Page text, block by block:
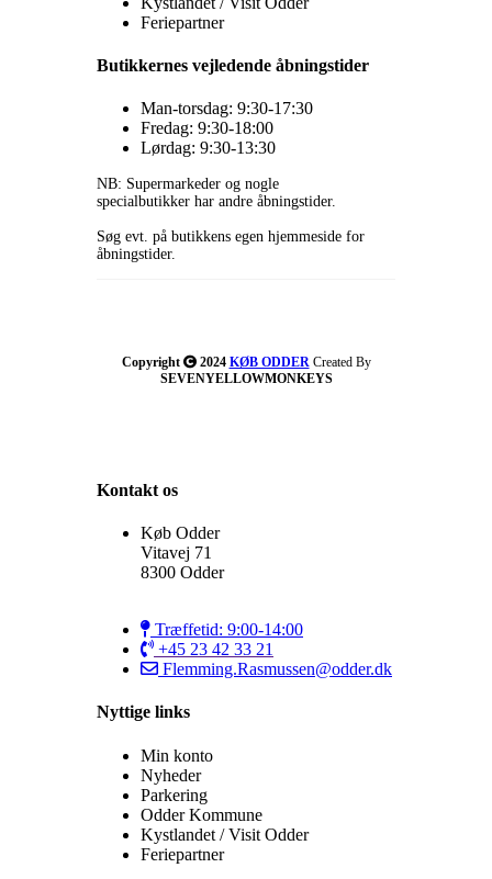
Feriepartner
Butikkernes vejledende åbningstider
Man-torsdag: 9:30-17:30
Fredag: 9:30-18:00
Lørdag: 9:30-13:30
NB: Supermarkeder og nogle
specialbutikker har andre åbningstider.
Søg evt. på butikkens egen hjemmeside for
åbningstider.
Copyright 2024 KØB ODDERCreated By
SEVENYELLOWMONKEYS
Kontakt os
Køb Odder
Vitavej 71
8300 Odder
Træffetid: 9:00-14:00
+45 23 42 33 21
Flemming.Rasmussen@odder.dk
Nyttige links
Min konto
Nyheder
Parkering
Odder Kommune
Kystlandet / Visit Odder
Feriepartner